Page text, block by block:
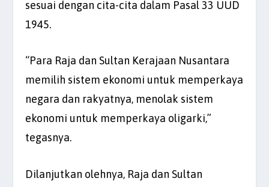
sesuai dengan cita-cita dalam Pasal 33 UUD
1945.
“Para Raja dan Sultan Kerajaan Nusantara
memilih sistem ekonomi untuk memperkaya
negara dan rakyatnya, menolak sistem
ekonomi untuk memperkaya oligarki,”
tegasnya.
Dilanjutkan olehnya, Raja dan Sultan